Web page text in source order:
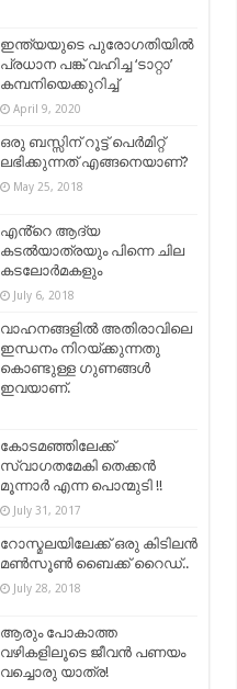
ഇന്ത്യയുടെ പുരോഗതിയിൽ
പ്രധാന പങ്ക് വഹിച്ച ‘ടാറ്റാ’
കമ്പനിയെക്കുറിച്ച്
April 9, 2020
ഒരു ബസ്സിന്‌ റൂട്ട് പെർമിറ്റ്
ലഭിക്കുന്നത് എങ്ങനെയാണ്?
May 25, 2018
എൻ്റെ ആദ്യ
കടൽയാത്രയും പിന്നെ ചില
കടലോർമകളും
July 6, 2018
വാഹനങ്ങളില്‍ അതിരാവിലെ
ഇന്ധനം നിറയ്ക്കുന്നതു
കൊണ്ടുള്ള ഗുണങ്ങള്‍
ഇവയാണ്.
കോടമഞ്ഞിലേക്ക്
സ്വാഗതമേകി തെക്കൻ
മൂന്നാർ എന്ന പൊന്മുടി !!
July 31, 2017
റോസ്മലയിലേക്ക് ഒരു കിടിലൻ
മൺസൂൺ ബൈക്ക് റൈഡ്..
July 28, 2018
ആരും പോകാത്ത
വഴികളിലൂടെ ജീവൻ പണയം
വച്ചൊരു യാത്ര!